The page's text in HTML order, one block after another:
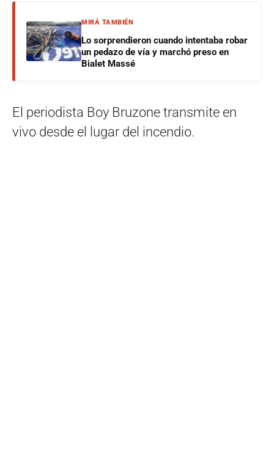
MIRÁ TAMBIÉN
Lo sorprendieron cuando intentaba robar
un pedazo de vía y marchó preso en
Bialet Massé
El periodista Boy Bruzone transmite en
vivo desde el lugar del incendio.